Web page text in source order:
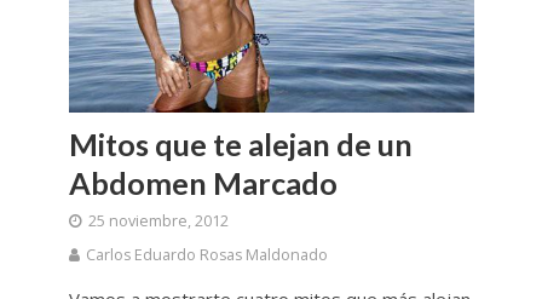
Mitos que te alejan de un
Abdomen Marcado
25 noviembre, 2012
Carlos Eduardo Rosas Maldonado